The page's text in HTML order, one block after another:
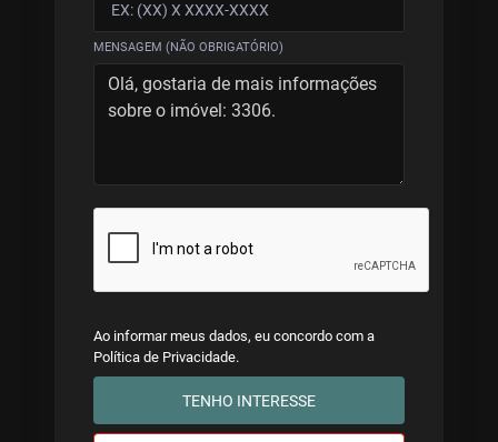
MENSAGEM (NÃO OBRIGATÓRIO)
Ao informar meus dados, eu concordo com a
Política de Privacidade.
TENHO INTERESSE